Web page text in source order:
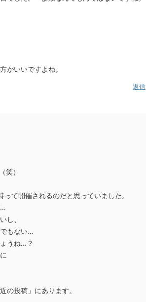
がいいですよね。
返信
笑）
て開催されるのだと思っていました。
…
し、
もない…
うね…？
の投稿」にあります。